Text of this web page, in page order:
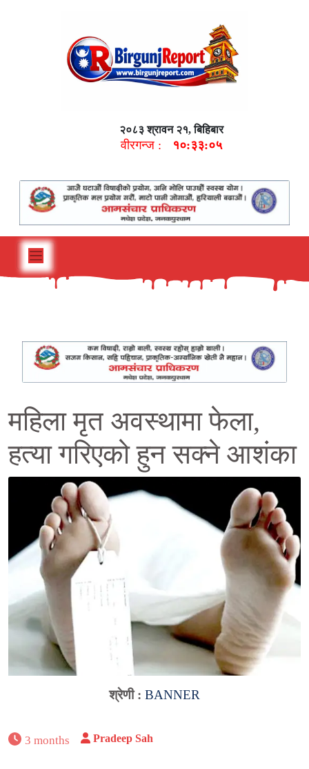
२०८३ श्रावन २१, बिहिबार
वीरगन्ज : १०:३३:०६
महिला मृत अवस्थामा फेला,
हत्या गरिएको हुन सक्ने आशंका
श्रेणी : BANNER
3 months Pradeep Sah